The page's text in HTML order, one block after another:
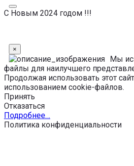
С Новым 2024 годом !!!
×
Мы
файлы для наилучшего
Продолжая использовать этот
использованием cookie-файлов.
Принять
Отказаться
Подробнее…
Политика конфиденциальности